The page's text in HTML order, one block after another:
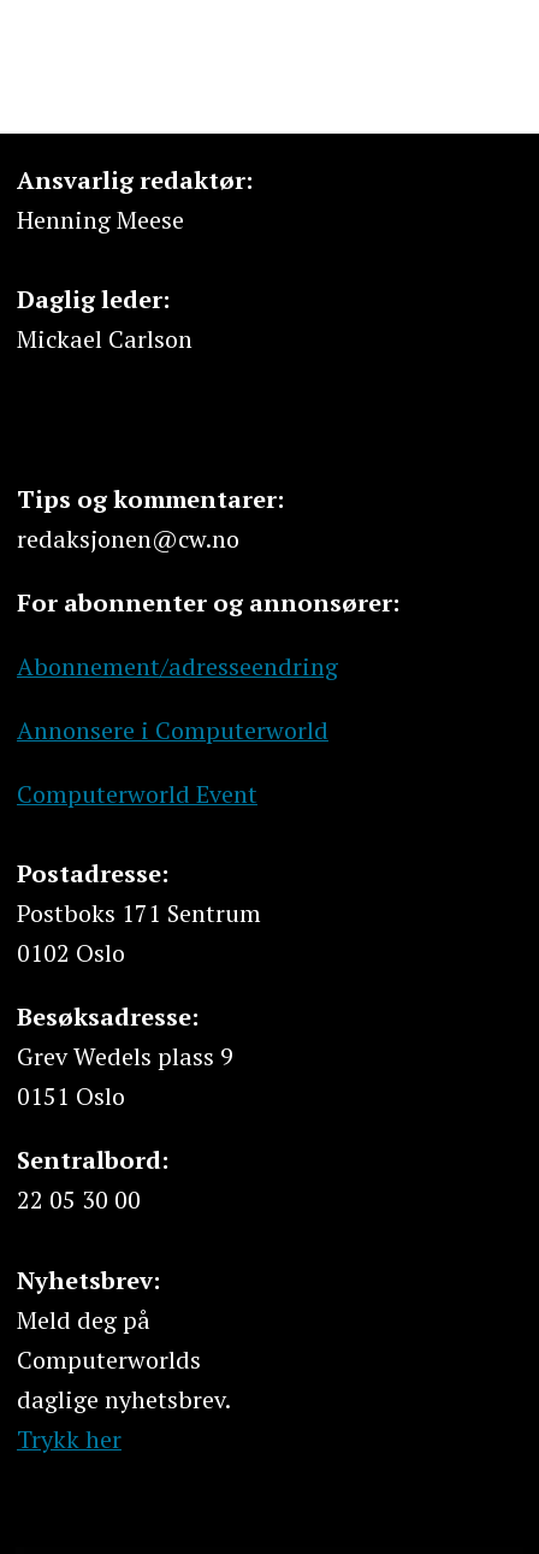
Ansvarlig redaktør:
Henning Meese
Daglig leder:
Mickael Carlson
Tips og kommentarer:
redaksjonen@cw.no
For abonnenter og annonsører:
Abonnement/adresseendring
Annonsere i Computerworld
Computerworld Event
Postadresse:
Postboks 171 Sentrum
0102 Oslo
Besøksadresse:
Grev Wedels plass 9
0151 Oslo
Sentralbord:
22 05 30 00
Nyhetsbrev:
Meld deg på
Computerworlds
daglige nyhetsbrev.
Trykk her